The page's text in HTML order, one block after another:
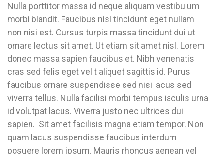
Nulla porttitor massa id neque aliquam vestibulum
morbi blandit. Faucibus nisl tincidunt eget nullam
non nisi est. Cursus turpis massa tincidunt dui ut
ornare lectus sit amet. Ut etiam sit amet nisl. Lorem
donec massa sapien faucibus et. Nibh venenatis
cras sed felis eget velit aliquet sagittis id. Purus
faucibus ornare suspendisse sed nisi lacus sed
viverra tellus. Nulla facilisi morbi tempus iaculis urna
id volutpat lacus. Viverra justo nec ultrices dui
sapien. Sit amet facilisis magna etiam tempor. Non
quam lacus suspendisse faucibus interdum
posuere lorem ipsum. Mauris rhoncus aenean vel